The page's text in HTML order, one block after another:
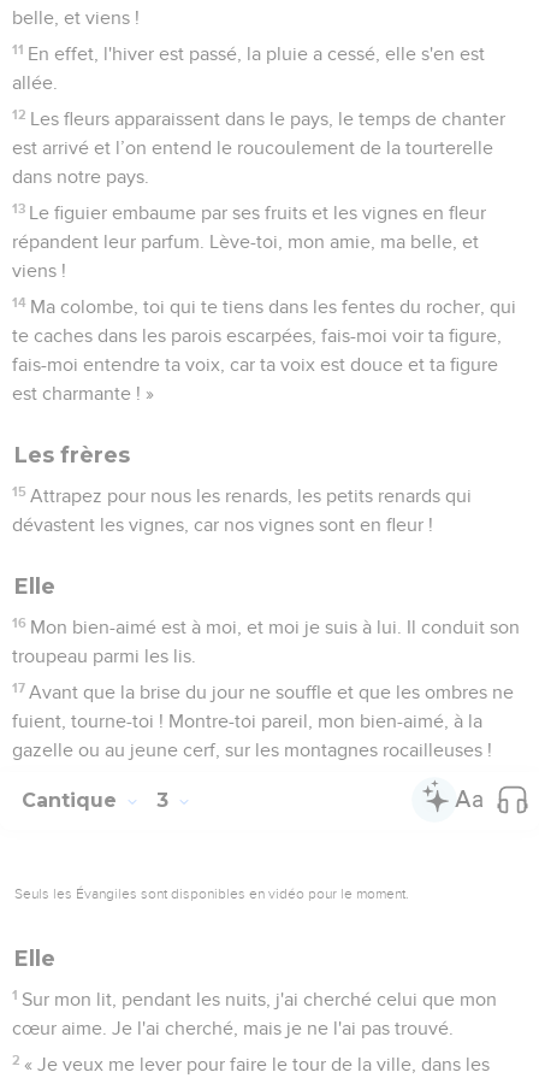
belle, et viens !
11 En effet, l'hiver est passé, la pluie a cessé, elle s'en est
allée.
12 Les fleurs apparaissent dans le pays, le temps de chanter
est arrivé et l’on entend le roucoulement de la tourterelle
dans notre pays.
13 Le figuier embaume par ses fruits et les vignes en fleur
répandent leur parfum. Lève-toi, mon amie, ma belle, et
viens !
14 Ma colombe, toi qui te tiens dans les fentes du rocher, qui
te caches dans les parois escarpées, fais-moi voir ta figure,
fais-moi entendre ta voix, car ta voix est douce et ta figure
est charmante ! »
Les frères
15 Attrapez pour nous les renards, les petits renards qui
dévastent les vignes, car nos vignes sont en fleur !
Elle
16 Mon bien-aimé est à moi, et moi je suis à lui. Il conduit son
troupeau parmi les lis.
17 Avant que la brise du jour ne souffle et que les ombres ne
fuient, tourne-toi ! Montre-toi pareil, mon bien-aimé, à la
gazelle ou au jeune cerf, sur les montagnes rocailleuses !
Cantique 3
Seuls les Évangiles sont disponibles en vidéo pour le moment.
Elle
1 Sur mon lit, pendant les nuits, j'ai cherché celui que mon
cœur aime. Je l'ai cherché, mais je ne l'ai pas trouvé.
2 « Je veux me lever pour faire le tour de la ville, dans les